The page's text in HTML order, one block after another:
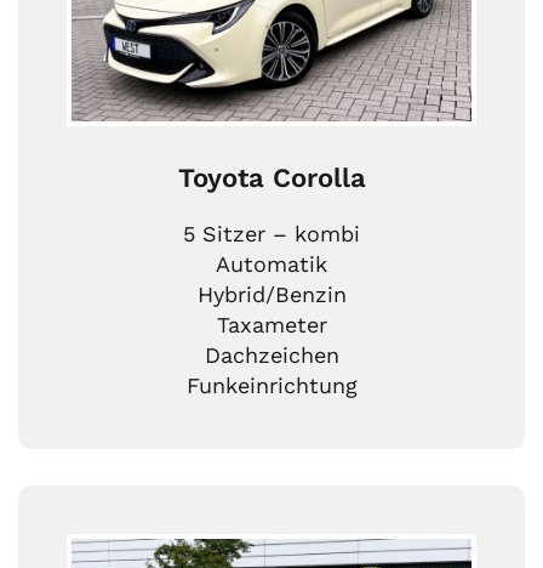
Toyota Corolla
5 Sitzer – kombi
Automatik
Hybrid/Benzin
Taxameter
Dachzeichen
Funkeinrichtung